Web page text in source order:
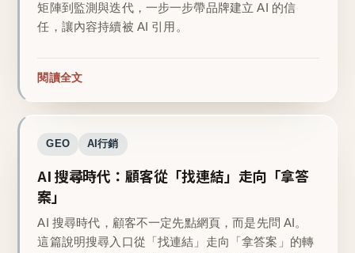
矩陣到監測與迭代，一步一步帶品牌建立 AI 的信
任，讓內容持續被 AI 引用。
閱讀全文
GEO AI行銷
AI 搜尋時代：顧客從「找連結」走向「拿答
案」
AI 搜尋時代，顧客不一定先點網頁，而是先問 AI。
這篇說明搜尋入口從「找連結」走向「拿答案」的轉